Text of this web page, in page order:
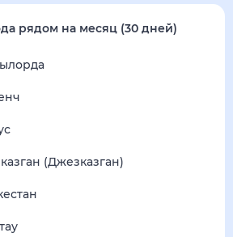
рядом на месяц (30 дней)
(Джезказган)